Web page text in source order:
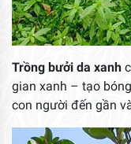
Trồng bưởi da xanh
gian xanh – tạo
con người đến gần